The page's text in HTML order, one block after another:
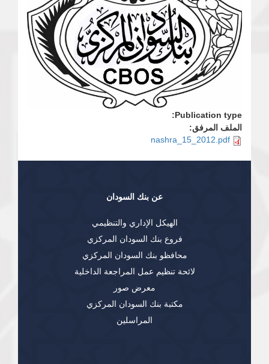
Publication type:
الملف المرفق:
nashra_15_2012.pdf
عن بنك السودان
الهيكل الإداري والتنظيمي
فروع بنك السودان المركزي
محافظو بنك السودان المركزي
لائحة تنظيم عمل المراجعة الداخلية
معرض صور
مكتبة بنك السودان المركزي
المراسلين